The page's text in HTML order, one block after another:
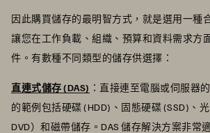
因此購買儲存的最明智方式，就是選用一種
讓您在工作負載、組織、預算和資料需求方
件。有數種不同類型的儲存供選擇：
直連式儲存 (DAS) ：直接連至電腦或伺服器
的範例包括硬碟 (HDD)、固態硬碟 (SSD)、
DVD）和磁帶儲存。DAS 儲存解決方案非常